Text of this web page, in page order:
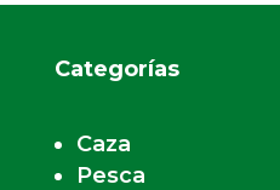
Categorías
Caza
Pesca